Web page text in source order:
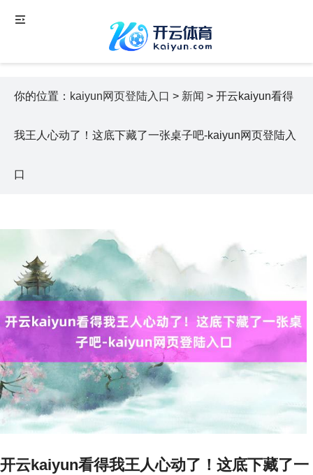
你的位置： kaiyun网页登陆入口 > 新闻 > 开云kaiyun看得
我王人心动了！这底下藏了一张桌子吧-kaiyun网页登陆入
口
开云kaiyun看得我王人心动了！这底下藏了一